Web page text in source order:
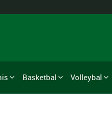
Basketbal Volleybal